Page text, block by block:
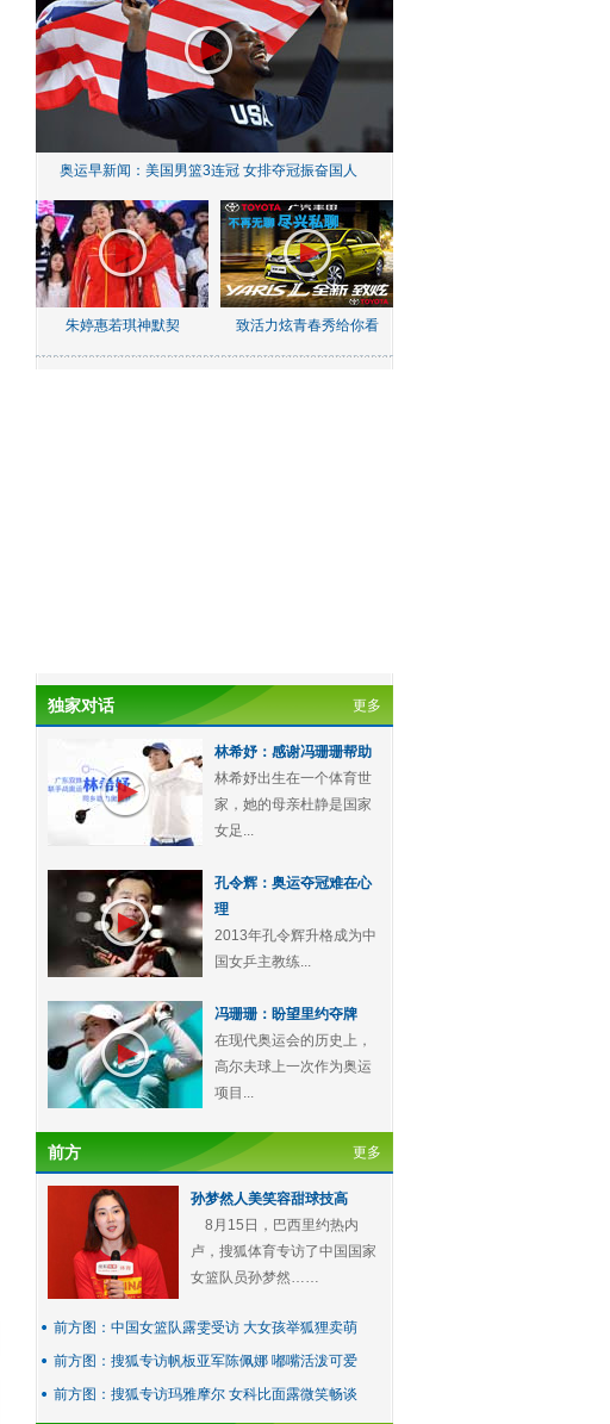
奥运早新闻：美国男篮3连冠 女排夺冠振奋国人
朱婷惠若琪神默契 致活力炫青春秀给你看
独家对话 更多
林希妤：感谢冯珊珊帮助
林希妤出生在一个体育世
家，她的母亲杜静是国家
女足...
孔令辉：奥运夺冠难在心
理
2013年孔令辉升格成为中
国女乒主教练...
冯珊珊：盼望里约夺牌
在现代奥运会的历史上，
高尔夫球上一次作为奥运
项目...
前方 更多
孙梦然人美笑容甜球技高
8月15日，巴西里约热内
卢，搜狐体育专访了中国国家
女篮队员孙梦然……
前方图：中国女篮队露雯受访 大女孩举狐狸卖萌
前方图：搜狐专访帆板亚军陈佩娜 嘟嘴活泼可爱
前方图：搜狐专访玛雅摩尔 女科比面露微笑畅谈